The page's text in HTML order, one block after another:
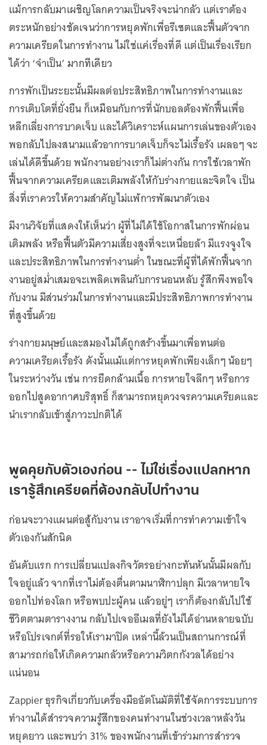
แม้การกลับมาเผชิญโลกความเป็นจริงจะน่ากลัว แต่เราต้อง
ตระหนักอย่างชัดเจนว่าการหยุดพักเพื่อรีเซตและฟื้นตัวจาก
ความเครียดในการทำงาน ไม่ใช่แค่เรื่องที่ดี แต่เป็นเรื่องเรียก
ได้ว่า ‘จำเป็น’ มากทีเดียว
การพักเป็นระยะนั้นมีผลต่อประสิทธิภาพในการทำงานและ
การเติบโตที่ยั่งยืน ก็เหมือนกับการที่นักบอลต้องพักฟื้นเพื่อ
หลีกเลี่ยงการบาดเจ็บ และได้วิเคราะห์แผนการเล่นของตัวเอง
พอกลับไปลงสนามแล้วอาการบาดเจ็บก็จะไม่เรื้อรัง เผลอๆ จะ
เล่นได้ดีขึ้นด้วย พนักงานอย่างเราก็ไม่ต่างกัน การใช้เวลาพัก
ฟื้นจากความเครียดและเติมพลังให้กับร่างกายและจิตใจ เป็น
สิ่งที่เราควรให้ความสำคัญไม่แพ้การพัฒนาตัวเอง
มีงานวิจัยที่แสดงให้เห็นว่า ผู้ที่ไม่ได้ใช้โอกาสในการพักผ่อน
เติมพลัง หรือฟื้นตัวมีความเสี่ยงสูงที่จะเหนื่อยล้า มีแรงจูงใจ
และประสิทธิภาพในการทำงานต่ำ ในขณะที่ผู้ที่ได้พักฟื้นจาก
งานอยู่สม่ำเสมอจะเพลิดเพลินกับการนอนหลับ รู้สึกพึงพอใจ
กับงาน มีส่วนร่วมในการทำงานและมีประสิทธิภาพการทำงาน
ที่สูงขึ้นด้วย
ร่างกายมนุษย์และสมองไม่ได้ถูกสร้างขึ้นมาเพื่อทนต่อ
ความเครียดเรื้อรัง ดังนั้นแม้แต่การหยุดพักเพียงเล็กๆ น้อยๆ
ในระหว่างวัน เช่น การยืดกล้ามเนื้อ การหายใจลึกๆ หรือการ
ออกไปสูดอากาศบริสุทธิ์ ก็สามารถหยุดวงจรความเครียดและ
นำเรากลับเข้าสู่ภาวะปกติได้
พูดคุยกับตัวเองก่อน -- ไม่ใช่เรื่องแปลกหาก
เรารู้สึกเครียดที่ต้องกลับไปทำงาน
ก่อนจะวางแผนต่อสู้กับงาน เราอาจเริ่มที่การทำความเข้าใจ
ตัวเองกันสักนิด
อันดับแรก การเปลี่ยนแปลงกิจวัตรอย่างกะทันหันนั้นมีผลกับ
ใจอยู่แล้ว จากที่เราไม่ต้องตื่นตามนาฬิกาปลุก มีเวลาหายใจ
ออกไปท่องโลก หรือพบปะผู้คน แล้วอยู่ๆ เราก็ต้องกลับไปใช้
ชีวิตตามตารางงาน กลับไปเจออีเมลที่ยังไม่ได้อ่านหลายฉบับ
หรือโปรเจกต์ที่รอให้เรามาปิด เหล่านี้ล้วนเป็นสถานการณ์ที่
สามารถก่อให้เกิดความกลัวหรือความวิตกกังวลได้อย่าง
แน่นอน
Zappier ธุรกิจเกี่ยวกับเครื่องมืออัตโนมัติที่ใช้จัดการระบบการ
ทำงานได้สำรวจความรู้สึกของคนทำงานในช่วงเวลาหลังวัน
หยุดยาว และพบว่า 31% ของพนักงานที่เข้าร่วมการสำรวจ